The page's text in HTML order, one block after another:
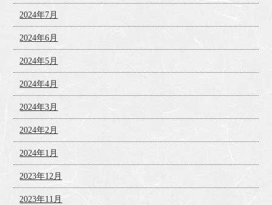
2024年7月
2024年6月
2024年5月
2024年4月
2024年3月
2024年2月
2024年1月
2023年12月
2023年11月